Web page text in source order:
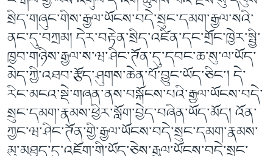
གཞོན་སྐྱེས་དང་ཤེས་ཡོན།
འཕྲོད་བསྟེན་དང་དོན་ལྡན་གྱི་མི་ཚེ།
གངས་རིའི་བྲག་ཅ།
བུད་མེད།
སོ་ཡ་ལ། བོད་ཀྱི་གླུ་གཞས།
སྲིད་གཞུང་གིས་རྒྱལ་ཡོངས་བདེ་སྲུང་དམག་རྒྱལ་སའི་
ནང་དུ་བཀྲམ། དེར་བརྟེན་སྲིད་འཛིན་དང་གྲོང་ཁྱེར་སྤྱི་
ཁྱབ་གཉིས་རྒྱལ་ས་ཝ་ཤིང་ཊོན་དུ་དབང་ཆ་སུ་ལ་ཡོད་
མེད་ཀྱི་འཐབ་རྩོད་ཤུགས་ཆེན་པོ་བྱུང་ཡོད་ཅིང་། དེ་
རིང་མངའ་སྡེ་གཞན་ནས་བསྐོངས་པའི་རྒྱལ་ཡོངས་བདེ་
སྲུང་དམག་རྣམས་ཕྱིར་སློག་བྱེད་བཞིན་ཡོད་མོད། འོན་
ཀྱང་ཝ་ཤིང་ཊོན་གྱི་རྒྱལ་ཡོངས་བདེ་སྲུང་དམག་རྣམས་
མུ་མཐུད་དུ་འཇོག་གི་ཡོད་ཅེས་རྒྱལ་ཡོངས་བདེ་སྲུང་